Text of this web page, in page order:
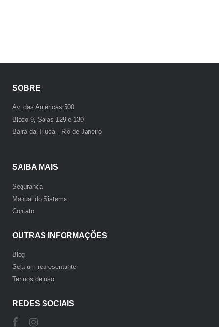
SOBRE
Av. das Américas 500
Bloco 9, Salas 129 e 130
Barra da Tijuca - Rio de Janeiro
SAIBA MAIS
Segurança
Manual do Sistema
Contato
OUTRAS INFORMAÇÕES
Blog
Seja um representante
Termos de uso
REDES SOCIAIS